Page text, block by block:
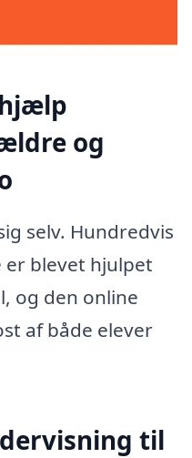
og
selv. Hundredvis
blevet hjulpet
og den online
af både elever
til